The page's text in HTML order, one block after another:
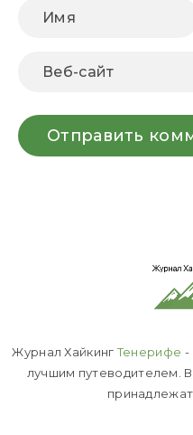
Журнал ХайкингТенерифе -
лучшим путеводителем.